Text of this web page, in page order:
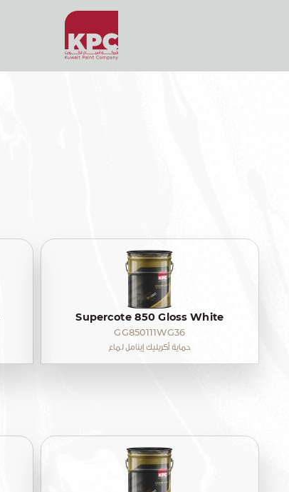
Supercote 850 Gloss White
GG850111WG36
حماية أكريليك إينامل لماع